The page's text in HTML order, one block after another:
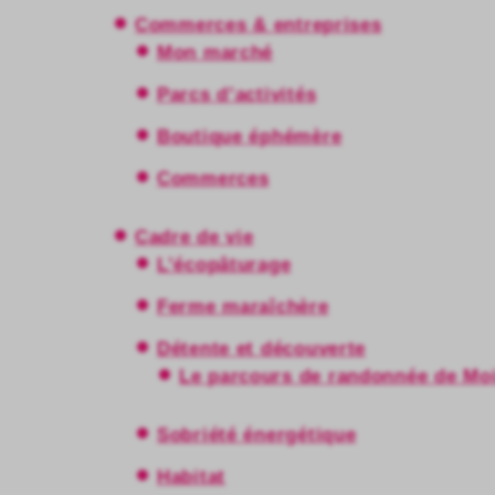
Commerces & entreprises
Mon marché
Parcs d’activités
Boutique éphémère
Commerces
Cadre de vie
L’écopâturage
Ferme maraîchère
Détente et découverte
Le parcours de randonnée de
Sobriété énergétique
Habitat